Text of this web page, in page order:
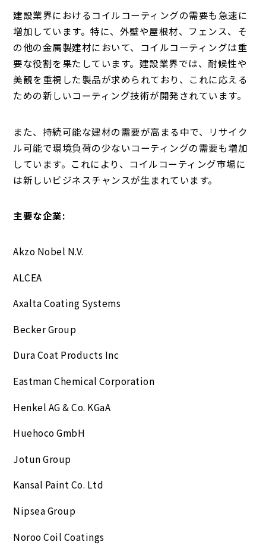
建設業界におけるコイルコーティングの需要も急速に
増加しています。特に、外壁や屋根材、フェンス、そ
の他の金属製建材において、コイルコーティングは重
要な役割を果たしています。建設業界では、耐候性や
美観を重視した製品が求められており、これに応える
ための新しいコーティング技術が開発されています。
また、持続可能な建材の需要が高まる中で、リサイク
ル可能で環境負荷の少ないコーティングの需要も増加
しています。これにより、コイルコーティング市場に
は新しいビジネスチャンスが生まれています。
主要な企業:
Akzo Nobel N.V.
ALCEA
Axalta Coating Systems
Becker Group
Dura Coat Products Inc
Eastman Chemical Corporation
Henkel AG & Co. KGaA
Huehoco GmbH
Jotun Group
Kansal Paint Co. Ltd
Nipsea Group
Noroo Coil Coatings